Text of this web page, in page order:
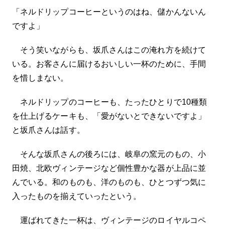
「ネルドリップコーヒーというのはね、儲かんないん
ですよ」
そう笑いながらも、坂爪さんはこの淹れ方を続けて
いる。お客さんに届けるおいしい一杯のために、手間
を惜しまない。
ネルドリップのコーヒーも、たったひとりで10種類
を仕上げるケーキも、「愛がないとできないですよ」
と坂爪さんは話す。
そんな坂爪さんの後ろには、岐阜の窯元のもの、小
田焼、北欧ヴィンテージなど個性豊かな器が上品に並
んでいる。和のものも、洋のものも、ひとつずつ気に
入ったものを揃えていったという。
運ばれてきた一杯は、ヴィンテージのロイヤルコペ